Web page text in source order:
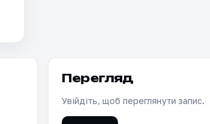
Перегляд
Увійдіть, щоб переглянути запис.